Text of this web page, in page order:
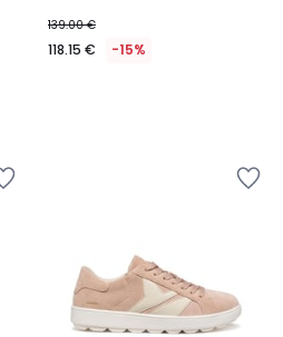
139.00 €
118.15 € -15%